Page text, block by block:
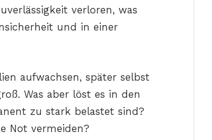
verloren, was
und in einer
aufwachsen, später selbst
Was aber löst es in den
zu stark belastet sind?
Not vermeiden?